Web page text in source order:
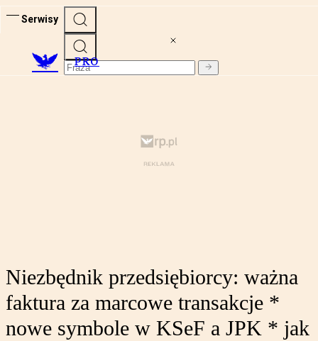
Serwisy
PRO
Niezbędnik przedsiębiorcy: ważna
faktura za marcowe transakcje *
nowe symbole w KSeF a JPK * jak